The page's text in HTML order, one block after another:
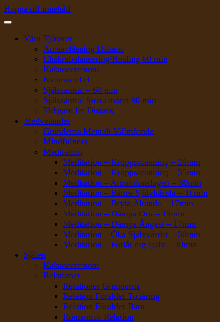
Hoppa till innehåll
Våra Tjänster
Auraavläsning Distans
Chakrabalansering/Healing 60 min
Kakaoceremoni
Kvinnocirkel
Själssamtal – 60 min
Själssamtal första mötet 90 min
Tidigare liv Distans
Medvetandet
Grunderna Mentalt Välmående
Mindfulness
Meditation
Meditation – Kroppsscanning – 20min
Meditation – Kroppsscanning – 35min
Meditation – Attraktionslagen – 30min
Meditation – Bättre Självkänsla – 10min
Meditation – Bryta Ältande – 17min
Meditation – Dämpa Oro – 15min
Meditation – Dämpa Ångest – 17min
Meditation – Öka Självvärdet – 30min
Meditation – Förlåt dig själv – 30min
Själen
Kakaoceremoni
Relationer
Relationer Grunderna
Relation Förälder Tonåring
Relation Förälder Barn
Romantisk Relation